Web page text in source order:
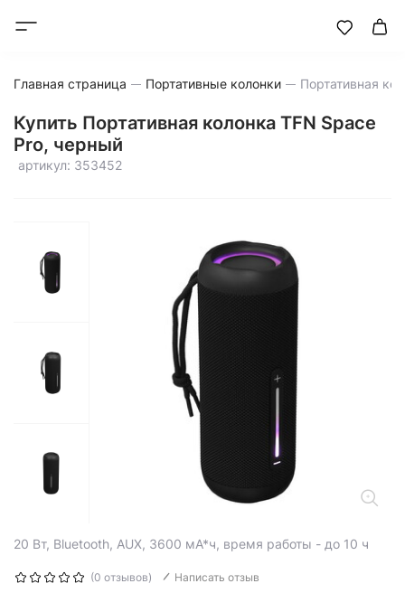
Главная страница Портативные колонки
Купить Портативная колонка TFN Space
Pro, черный
артикул: 353452
20 Вт, Bluetooth, AUX, 3600 мА*ч, время работы - до 10 ч
(0 отзывов) Написать отзыв